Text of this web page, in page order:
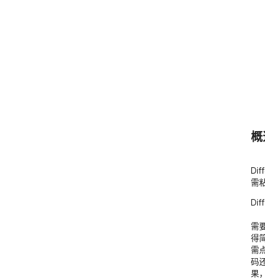
需
需
得
需
码
果